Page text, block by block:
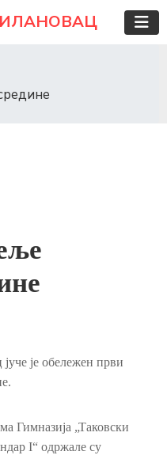
је обележен први
Гимназија „Таковски
I“ одржале су